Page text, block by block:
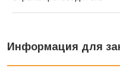
Информация для